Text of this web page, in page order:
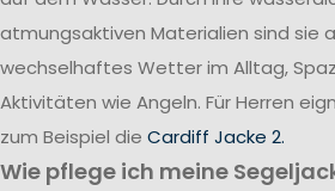
atmungsaktiven Materialien sind sie
wechselhaftes Wetter im Alltag,
Aktivitäten wie Angeln. Für Herren
zum Beispiel die Cardiff Jacke 2.
Wie pflege ich meine